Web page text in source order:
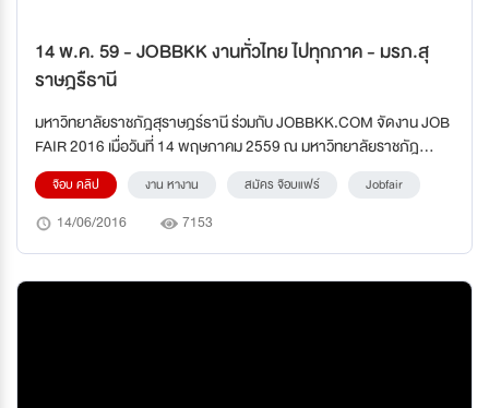
14 พ.ค. 59 - JOBBKK งานทั่วไทย ไปทุกภาค - มรภ.สุ
ราษฎรืธานี
มหาวิทยาลัยราชภัฎสุราษฎร์ธานี ร่วมกับ JOBBKK.COM จัดงาน JOB
FAIR 2016 เมื่อวันที่ 14 พฤษภาคม 2559 ณ มหาวิทยาลัยราชภัฎ
สุราษฎร์ธานี ภายในงานพบกับกิจกรรมรับสมัครงานจากบริษัท­ชั้นนำ
มากมาย และการแนะแนวการศึกษาจากวิทยากรที่มีชื่อเ­สียง
จ๊อบ คลิป งาน หางาน สมัคร จ๊อบแฟร์ Jobfair
14/06/2016 7153